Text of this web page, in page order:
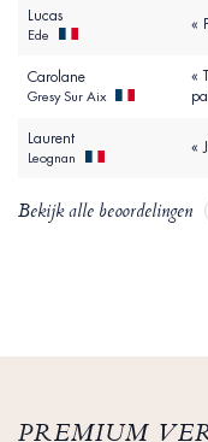
Lucas
Ede
«
Carolane
Gresy Sur Aix
«
Laurent
Leognan
«
Bekijk alle beoordelingen